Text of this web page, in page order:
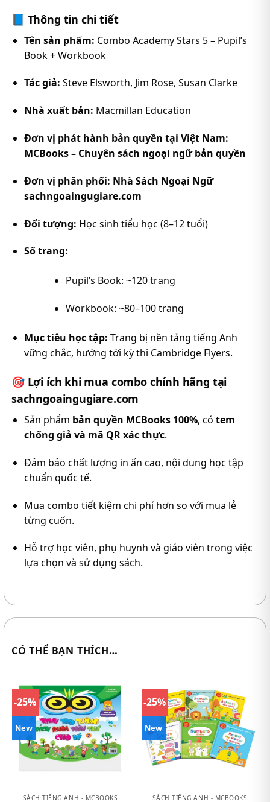
📘 Thông tin chi tiết
Tên sản phẩm: Combo Academy Stars 5 – Pupil’s
Book + Workbook
Tác giả: Steve Elsworth, Jim Rose, Susan Clarke
Nhà xuất bản: Macmillan Education
Đơn vị phát hành bản quyền tại Việt Nam:
MCBooks – Chuyên sách ngoại ngữ bản quyền
Đơn vị phân phối: Nhà Sách Ngoại Ngữ
sachngoaingugiare.com
Đối tượng: Học sinh tiểu học (8–12 tuổi)
Số trang:
Pupil’s Book: ~120 trang
Workbook: ~80–100 trang
Mục tiêu học tập: Trang bị nền tảng tiếng Anh
vững chắc, hướng tới kỳ thi Cambridge Flyers.
🎯 Lợi ích khi mua combo chính hãng tại
sachngoaingugiare.com
Sản phẩm bản quyền MCBooks 100%, có tem
chống giả và mã QR xác thực.
Đảm bảo chất lượng in ấn cao, nội dung học tập
chuẩn quốc tế.
Mua combo tiết kiệm chi phí hơn so với mua lẻ
từng cuốn.
Hỗ trợ học viên, phụ huynh và giáo viên trong việc
lựa chọn và sử dụng sách.
CÓ THỂ BẠN THÍCH…
-25%
New
SÁCH TIẾNG ANH - MCBOOKS
-25%
New
SÁCH TIẾNG ANH - MCBOOKS